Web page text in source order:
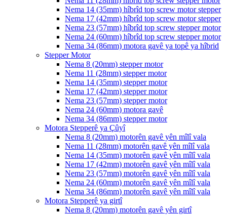
Nema 14 (35mm) hîbrîd top screw motor stepper
Nema 17 (42mm) hîbrîd top screw motor stepper
Nema 23 (57mm) hîbrîd top screw stepper motor
Nema 24 (60mm) hîbrîd top screw stepper motor
Nema 34 (86mm) motora gavê ya topê ya hîbrid
Stepper Motor
Nema 8 (20mm) stepper motor
Nema 11 (28mm) stepper motor
Nema 14 (35mm) stepper motor
Nema 17 (42mm) stepper motor
Nema 23 (57mm) stepper motor
Nema 24 (60mm) motora gavê
Nema 34 (86mm) stepper motor
Motora Stepperê ya Çûyî
Nema 8 (20mm) motorên gavê yên mîlî vala
Nema 11 (28mm) motorên gavê yên mîlî vala
Nema 14 (35mm) motorên gavê yên mîlî vala
Nema 17 (42mm) motorên gavê yên mîlî vala
Nema 23 (57mm) motorên gavê yên mîlî vala
Nema 24 (60mm) motorên gavê yên mîlî vala
Nema 34 (86mm) motorên gavê yên mîlî vala
Motora Stepperê ya girtî
Nema 8 (20mm) motorên gavê yên girtî